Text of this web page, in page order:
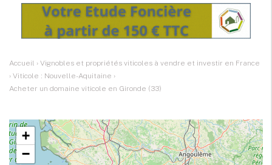
Accueil › Vignobles et propriétés viticoles à vendre et investir en France
› Viticole : Nouvelle-Aquitaine ›
Acheter un domaine viticole en Gironde (33)
+
−